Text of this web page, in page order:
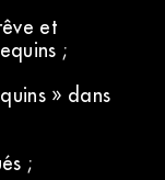
et
;
» dans
;